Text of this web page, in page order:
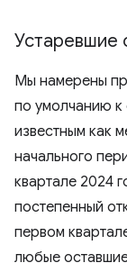
Устаревшие
Мы намерены
по умолчанию
известным как
начального
квартале 2024
постепенный
первом
любые